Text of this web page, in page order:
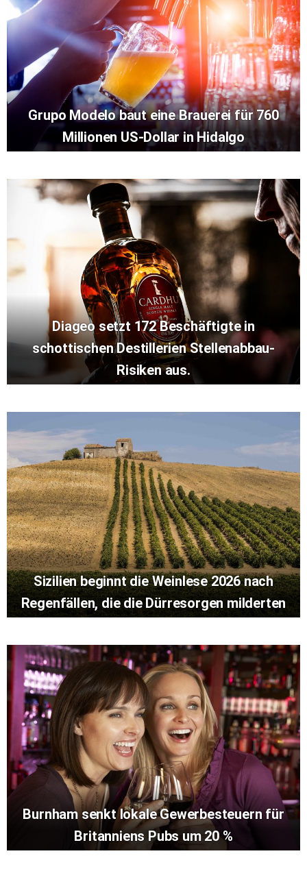
Grupo Modelo baut eine Brauerei für 760
Millionen US-Dollar in Hidalgo
Diageo setzt 172 Beschäftigte in
schottischen Destillerien Stellenabbau-
Risiken aus.
Sizilien beginnt die Weinlese 2026 nach
Regenfällen, die die Dürresorgen milderten
Burnham senkt lokale Gewerbesteuern für
Britanniens Pubs um 20 %